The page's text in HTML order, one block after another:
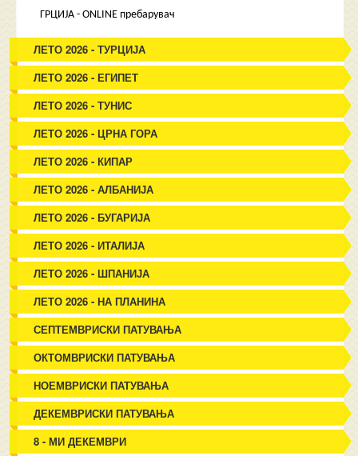
ГРЦИЈА - ONLINE пребарувач
ЛЕТО 2026 - ТУРЦИЈА
ЛЕТО 2026 - ЕГИПЕТ
ЛЕТО 2026 - ТУНИС
ЛЕТО 2026 - ЦРНА ГОРА
ЛЕТО 2026 - КИПАР
ЛЕТО 2026 - АЛБАНИЈА
ЛЕТО 2026 - БУГАРИЈА
ЛЕТО 2026 - ИТАЛИЈА
ЛЕТО 2026 - ШПАНИЈА
ЛЕТО 2026 - НА ПЛАНИНА
СЕПТЕМВРИСКИ ПАТУВАЊА
ОКТОМВРИСКИ ПАТУВАЊА
НОЕМВРИСКИ ПАТУВАЊА
ДЕКЕМВРИСКИ ПАТУВАЊА
8 - МИ ДЕКЕМВРИ